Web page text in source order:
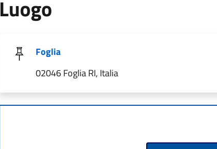
Luogo
Foglia
02046 Foglia RI, Italia